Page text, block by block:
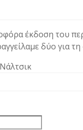
έκδοση του
δύο για